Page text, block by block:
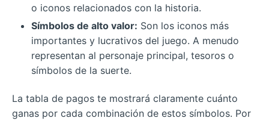
o iconos relacionados con la historia.
Símbolos de alto valor: Son los iconos más
importantes y lucrativos del juego. A menudo
representan al personaje principal, tesoros o
símbolos de la suerte.
La tabla de pagos te mostrará claramente cuánto
ganas por cada combinación de estos símbolos. Por